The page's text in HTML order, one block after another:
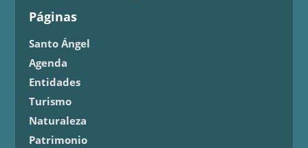
Páginas
Santo Ángel
Agenda
Entidades
Turismo
Naturaleza
Patrimonio